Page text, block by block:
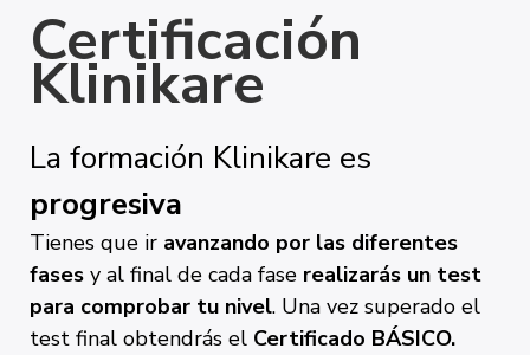
Certificación
Klinikare
La formación Klinikare es
progresiva
Tienes que ir avanzando por las diferentes
fases y al final de cadafase realizarás un test
para comprobar tu nivel. Una vez superado el
test final obtendrás el Certificado BÁSICO.